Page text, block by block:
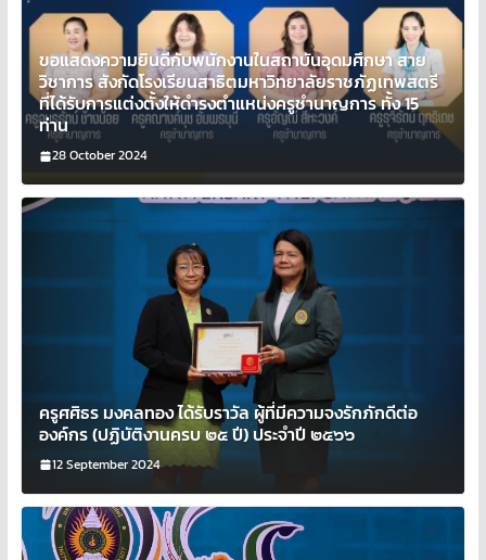
ขอแสดงความยินดีกับพนักงานในสถาบันอุดมศึกษา สาย
วิชาการ สังกัดโรงเรียนสาธิตมหาวิทยาลัยราชภัฏเทพสตรี
ที่ได้รับการแต่งตั้งให้ดำรงตำแหน่งครูชำนาญการ ทั้ง 15
ท่าน
28 October 2024
ครูศศิธร มงคลทอง ได้รับราวัล ผู้ที่มีความจงรักภักดีต่อ
องค์กร (ปฏิบัติงานครบ ๒๕ ปี) ประจำปี ๒๕๖๖
12 September 2024